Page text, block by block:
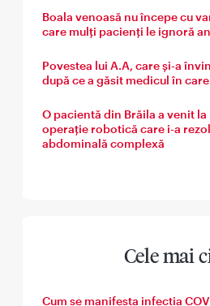
Boala venoasă nu începe cu
care mulți pacienți le ignoră
Povestea lui A.A, care și-a
după ce a găsit medicul în
O pacientă din Brăila a venit
operație robotică care i-a
abdominală complexă
Cele mai
Cum se manifesta infectia